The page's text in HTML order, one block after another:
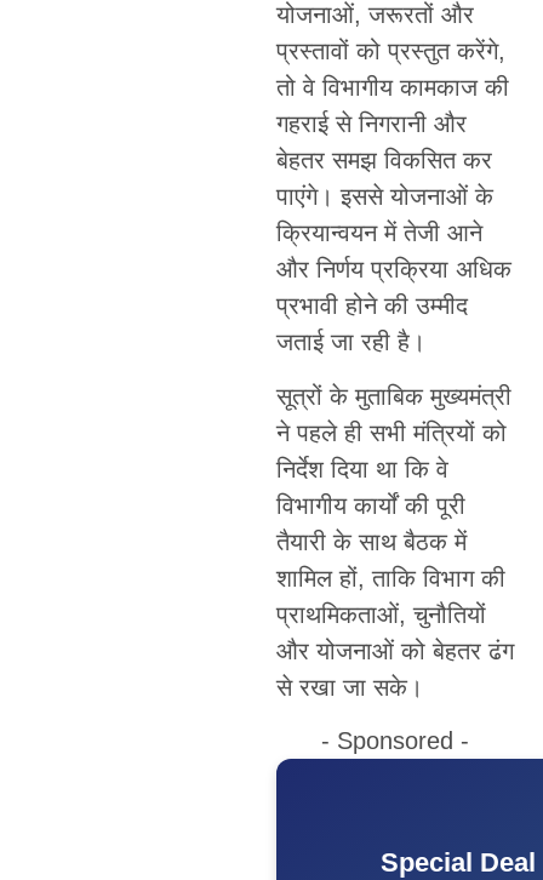
योजनाओं, जरूरतों और
प्रस्तावों को प्रस्तुत करेंगे,
तो वे विभागीय कामकाज की
गहराई से निगरानी और
बेहतर समझ विकसित कर
पाएंगे। इससे योजनाओं के
क्रियान्वयन में तेजी आने
और निर्णय प्रक्रिया अधिक
प्रभावी होने की उम्मीद
जताई जा रही है।
सूत्रों के मुताबिक मुख्यमंत्री
ने पहले ही सभी मंत्रियों को
निर्देश दिया था कि वे
विभागीय कार्यों की पूरी
तैयारी के साथ बैठक में
शामिल हों, ताकि विभाग की
प्राथमिकताओं, चुनौतियों
और योजनाओं को बेहतर ढंग
से रखा जा सके।
- Sponsored -
Special Deal